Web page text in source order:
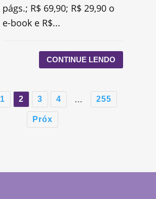
págs.; R$ 69,90; R$ 29,90 o
e-book e R$...
CONTINUE LENDO
1 2 3 4 … 255
Próx